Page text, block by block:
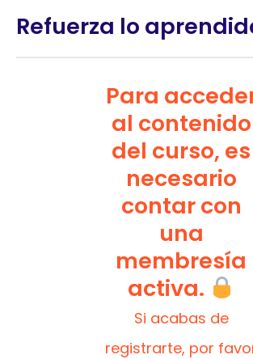
Refuerza lo
Para
al contenido
del curso, es
necesario
contar con
una
membresía
activa.
Si acabas de
registrarte, por